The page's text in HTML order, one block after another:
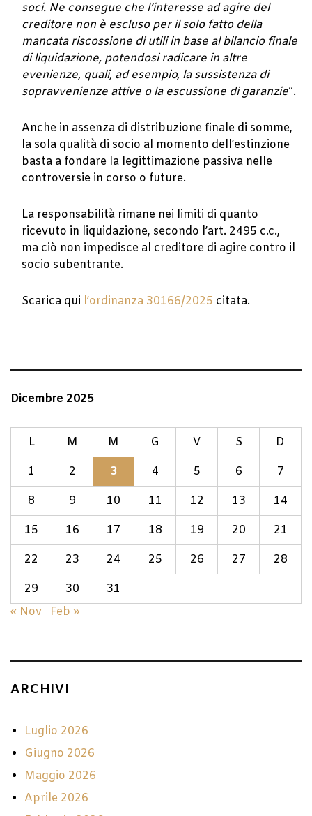
soci. Ne consegue che l’interesse ad agire del
creditore non è escluso per il solo fatto della
mancata riscossione di utili in base al bilancio finale
di liquidazione, potendosi radicare in altre
evenienze, quali, ad esempio, la sussistenza di
sopravvenienze attive o la escussione di garanzie“.
Anche in assenza di distribuzione finale di somme,
la sola qualità di socio al momento dell’estinzione
basta a fondare la legittimazione passiva nelle
controversie in corso o future.
La responsabilità rimane nei limiti di quanto
ricevuto in liquidazione, secondo l’art. 2495 c.c.,
ma ciò non impedisce al creditore di agire contro il
socio subentrante.
Scarica qui l’ordinanza 30166/2025 citata.
Dicembre 2025
L M M G V S
D
1
2 3 4 5 6
7
8
9 10 11 12 13
14
15
16 17 18 19 20
21
22
23 24 25 26 27
28
29
30
31
« Nov
Feb »
ARCHIVI
Luglio 2026
Giugno 2026
Maggio 2026
Aprile 2026